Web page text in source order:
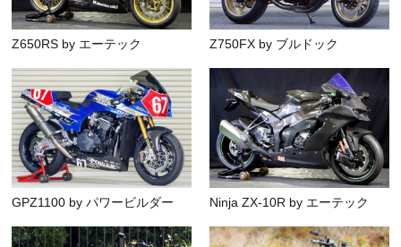
Z650RS by エーテック Z750FX by ブルドック
GPZ1100 by パワービルダー Ninja ZX-10R by エーテック